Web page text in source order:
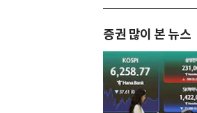
증권 많이 본 뉴스